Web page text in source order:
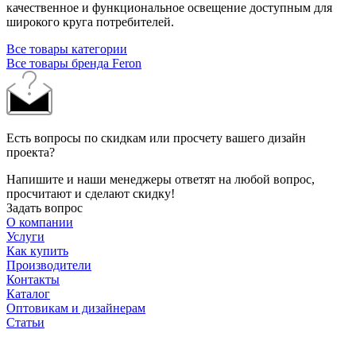
качественное и функциональное освещение доступным для
широкого круга потребителей.
Все товары категории
Все товары бренда Feron
Есть вопросы по скидкам или просчету вашего дизайн
проекта?
Напишите и наши менеджеры ответят на любой вопрос,
просчитают и сделают скидку!
Задать вопрос
О компании
Услуги
Как купить
Производители
Контакты
Каталог
Оптовикам и дизайнерам
Статьи